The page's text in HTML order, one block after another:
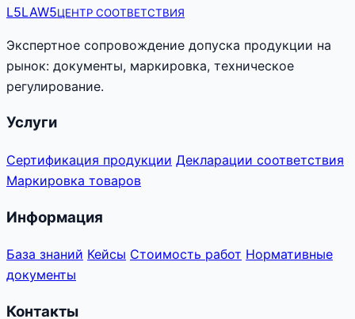
L5LAW5ЦЕНТР СООТВЕТСТВИЯ
Экспертное сопровождение допуска продукции на
рынок: документы, маркировка, техническое
регулирование.
Услуги
Сертификация продукции Декларации соответствия
Маркировка товаров
Информация
База знаний Кейсы Стоимость работ Нормативные
документы
Контакты